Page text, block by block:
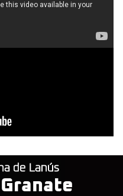
de Lanús